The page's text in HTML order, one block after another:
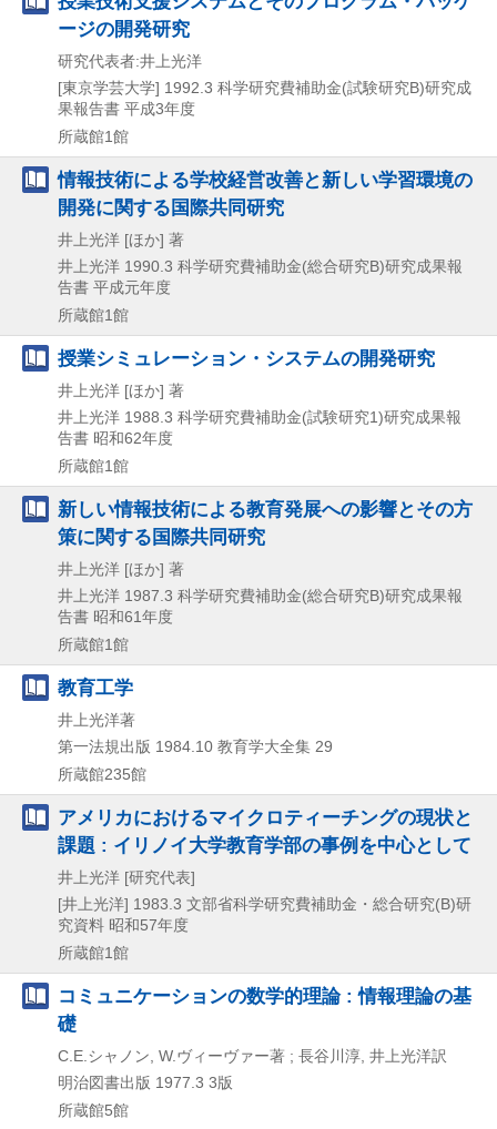
ージの開発研究
研究代表者:井上光洋
[東京学芸大学] 1992.3 科学研究費補助金(試験研究B)研究成
果報告書 平成3年度
所蔵館1館
情報技術による学校経営改善と新しい学習環境の
開発に関する国際共同研究
井上光洋 [ほか] 著
井上光洋 1990.3 科学研究費補助金(総合研究B)研究成果報
告書 平成元年度
所蔵館1館
授業シミュレーション・システムの開発研究
井上光洋 [ほか] 著
井上光洋 1988.3 科学研究費補助金(試験研究1)研究成果報
告書 昭和62年度
所蔵館1館
新しい情報技術による教育発展への影響とその方
策に関する国際共同研究
井上光洋 [ほか] 著
井上光洋 1987.3 科学研究費補助金(総合研究B)研究成果報
告書 昭和61年度
所蔵館1館
教育工学
井上光洋著
第一法規出版 1984.10 教育学大全集 29
所蔵館235館
アメリカにおけるマイクロティーチングの現状と
課題 : イリノイ大学教育学部の事例を中心として
井上光洋 [研究代表]
[井上光洋] 1983.3 文部省科学研究費補助金・総合研究(B)研
究資料 昭和57年度
所蔵館1館
コミュニケーションの数学的理論 : 情報理論の基
礎
C.E.シャノン, W.ヴィーヴァー著 ; 長谷川淳, 井上光洋訳
明治図書出版 1977.3 3版
所蔵館5館